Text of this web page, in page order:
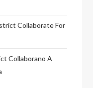
Collaborate For
Collaborano A